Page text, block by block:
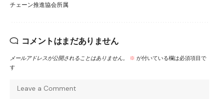
チェーン推進協会所属
コメントはまだありません
メールアドレスが公開されることはありません。 ※ が付いている欄は必須項目で
す